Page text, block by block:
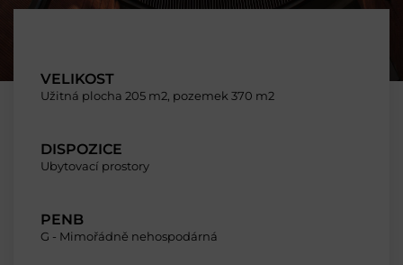
VELIKOST
Užitná plocha 205 m2, pozemek 370 m2
DISPOZICE
Ubytovací prostory
PENB
G - Mimořádně nehospodárná